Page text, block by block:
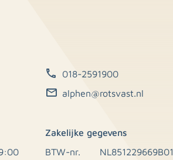
018-2591900
alphen@rotsvast.nl
Zakelijke gegevens
BTW-nr. NL851229669B01